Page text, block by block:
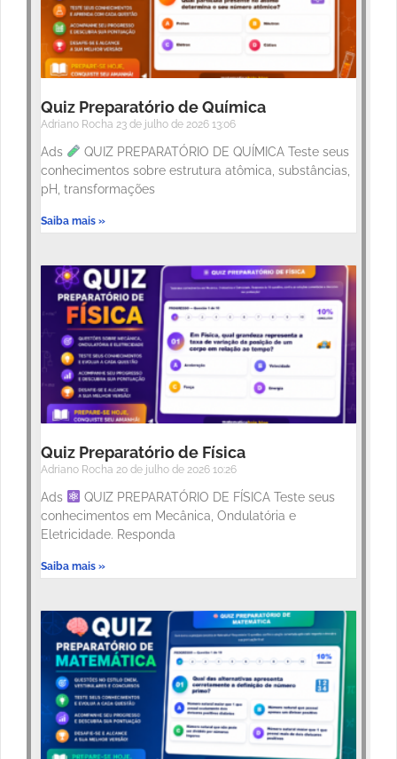
Quiz Preparatório de Química
Adriano Rocha 23 de julho de 2026 13:06
Ads
QUIZ PREPARATÓRIO DE QUÍMICA Teste seus
conhecimentos sobre estrutura atômica, substâncias,
pH, transformações
Saiba mais »
Quiz Preparatório de Física
Adriano Rocha 20 de julho de 2026 10:26
Ads
QUIZ PREPARATÓRIO DE FÍSICA Teste seus
conhecimentos em Mecânica, Ondulatória e
Eletricidade. Responda
Saiba mais »